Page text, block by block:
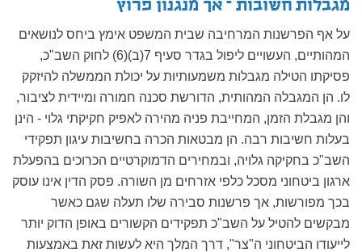
מגבלות חשובות – אך מנגנון פרוץ
על אף הפרשנות המרחיבה שבית המשפט אימץ ביחס לנושאים
המהותיים, העשויים ליפול בגדר סעיף 7(ב)(6) לחוק השב"כ,
פסיקתו הטילה מגבלות משמעותיות על יכולת הממשלה להיזקק
לו. הן המגבלה המהותית, הדורשת סכנה חמורה ומיידית לציבור,
והן מגבלת הזמן, המחייבת פניה מהירה לאפיק חקיקתי גלוי - הינן
בעלות חשיבות רבה. הן מבטאות הכרה בחשיבות עיגון תפקידי
השב"כ בחקיקה גלויה, ובמחירים הדמוקרטיים הכרוכים בהפעלת
ארגון ביטחוני מסכל כלפי אזרחים מן השורה. פסק הדין אינו עוסק
בכך מפורשות, אך פרשנות סבירה שלו תעלה שגם כאשר
מבקשים להטיל על השב"כ תפקידים הקשורים באופן הדוק יותר
לייעודו הביטחוני ה"צר", דרך המלך היא לעשות זאת באמצעות